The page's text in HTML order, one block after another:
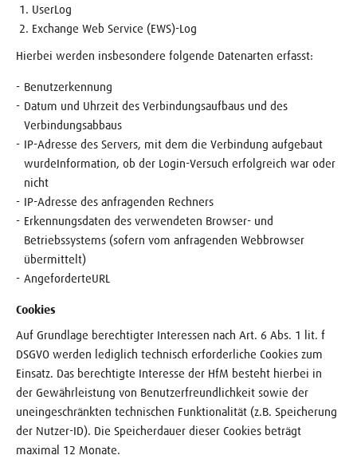
UserLog
Exchange Web Service (EWS)-Log
Hierbei werden insbesondere folgende Datenarten erfasst:
Benutzerkennung
Datum und Uhrzeit des Verbindungsaufbaus und des
Verbindungsabbaus
IP-Adresse des Servers, mit dem die Verbindung aufgebaut
wurdeInformation, ob der Login-Versuch erfolgreich war oder
nicht
IP-Adresse des anfragenden Rechners
Erkennungsdaten des verwendeten Browser- und
Betriebssystems (sofern vom anfragenden Webbrowser
übermittelt)
AngeforderteURL
Cookies
Auf Grundlage berechtigter Interessen nach Art. 6 Abs. 1 lit. f
DSGVO werden lediglich technisch erforderliche Cookies zum
Einsatz. Das berechtigte Interesse der HfM besteht hierbei in
der Gewährleistung von Benutzerfreundlichkeit sowie der
uneingeschränkten technischen Funktionalität (z.B. Speicherung
der Nutzer-ID). Die Speicherdauer dieser Cookies beträgt
maximal 12 Monate.